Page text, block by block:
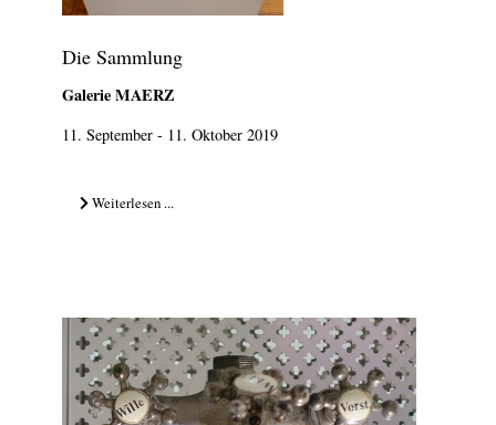
Die Sammlung
Galerie MAERZ
11. September - 11. Oktober 2019
Weiterlesen ...